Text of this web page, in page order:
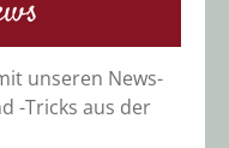
unseren News-
-Tricks aus der